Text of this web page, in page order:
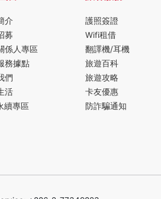
介
募
係人專區
務據點
們
活
續專區
護照簽證
Wifi租借
翻譯機/耳機
旅遊百科
旅遊攻略
卡友優惠
防詐騙通知